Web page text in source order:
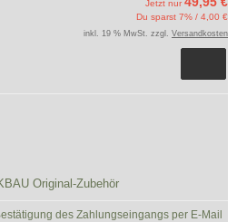
Jetzt nur
Du sparst 7% / 4,00 €
inkl. 19 % MwSt. zzgl. Versandkosten
Original-Zubehör
des Zahlungseingangs per E-Mail